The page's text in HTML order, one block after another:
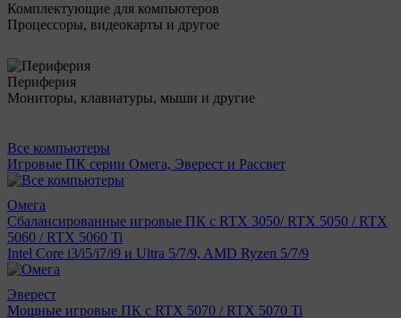
Комплектующие для компьютеров
Процессоры, видеокарты и другое
Периферия
Мониторы, клавиатуры, мыши и другие
Все компьютеры
Игровые ПК серии Омега, Эверест и Рассвет
Омега
Сбалансированные игровые ПК с RTX 3050/ RTX 5050 / RTX
5060 / RTX 5060 Ti
Intel Core i3/i5/i7/i9 и Ultra 5/7/9, AMD Ryzen 5/7/9
Эверест
Мощные игровые ПК с RTX 5070 / RTX 5070 Ti